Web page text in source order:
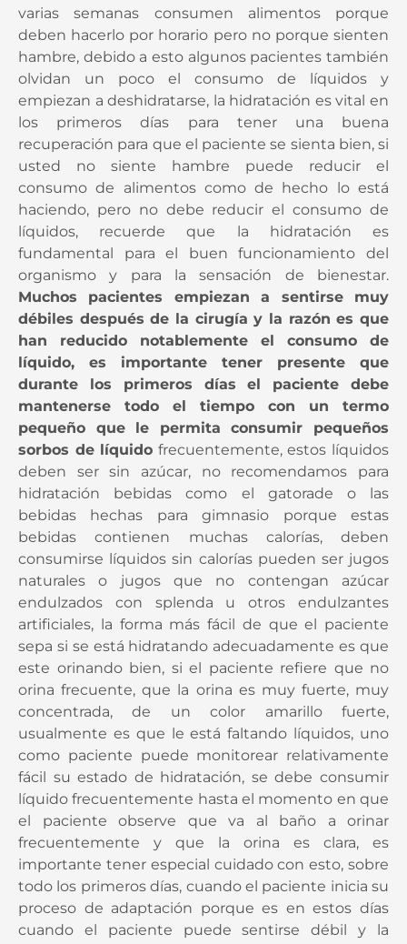
varias semanas consumen alimentos porque
deben hacerlo por horario pero no porque sienten
hambre, debido a esto algunos pacientes también
olvidan un poco el consumo de líquidos y
empiezan a deshidratarse, la hidratación es vital en
los primeros días para tener una buena
recuperación para que el paciente se sienta bien, si
usted no siente hambre puede reducir el
consumo de alimentos como de hecho lo está
haciendo, pero no debe reducir el consumo de
líquidos, recuerde que la hidratación es
fundamental para el buen funcionamiento del
organismo y para la sensación de bienestar.
Muchos pacientes empiezan a sentirse muy
débiles después de la cirugía y la razón es que
han reducido notablemente el consumo de
líquido, es importante tener presente que
durante los primeros días el paciente debe
mantenerse todo el tiempo con un termo
pequeño que le permita consumir pequeños
sorbos de líquido frecuentemente, estos líquidos
deben ser sin azúcar, no recomendamos para
hidratación bebidas como el gatorade o las
bebidas hechas para gimnasio porque estas
bebidas contienen muchas calorías, deben
consumirse líquidos sin calorías pueden ser jugos
naturales o jugos que no contengan azúcar
endulzados con splenda u otros endulzantes
artificiales, la forma más fácil de que el paciente
sepa si se está hidratando adecuadamente es que
este orinando bien, si el paciente refiere que no
orina frecuente, que la orina es muy fuerte, muy
concentrada, de un color amarillo fuerte,
usualmente es que le está faltando líquidos, uno
como paciente puede monitorear relativamente
fácil su estado de hidratación, se debe consumir
líquido frecuentemente hasta el momento en que
el paciente observe que va al baño a orinar
frecuentemente y que la orina es clara, es
importante tener especial cuidado con esto, sobre
todo los primeros días, cuando el paciente inicia su
proceso de adaptación porque es en estos días
cuando el paciente puede sentirse débil y la